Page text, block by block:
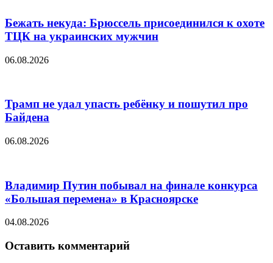
Бежать некуда: Брюссель присоединился к охоте
ТЦК на украинских мужчин
06.08.2026
Трамп не удал упасть ребёнку и пошутил про
Байдена
06.08.2026
Владимир Путин побывал на финале конкурса
«Большая перемена» в Красноярске
04.08.2026
Оставить комментарий